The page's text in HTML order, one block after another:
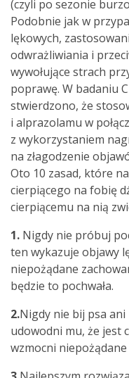
(czyli po sezonie
Podobnie jak w
lękowych,
odwrażliwiania i
wywołujące strach
poprawę. W badaniu
stwierdzono, że
i alprazolamu w
z wykorzystaniem
na złagodzenie
Oto 10 zasad, które
cierpiącego na fobię
cierpiącemu na nią
1. Nigdy nie próbuj
ten wykazuje objawy
niepożądane
będzie to pochwała.
2.Nigdy nie bij psa
udowodni mu, że jest
wzmocni